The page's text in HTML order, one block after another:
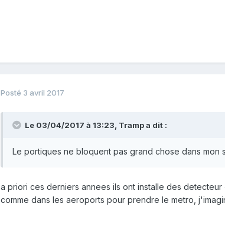
Posté 3 avril 2017
Le 03/04/2017 à 13:23, Trampa dit :
Le portiques ne bloquent pas grand chose dans mon
a priori ces derniers annees ils ont installe des
comme dans les aeroports pour prendre le metro,